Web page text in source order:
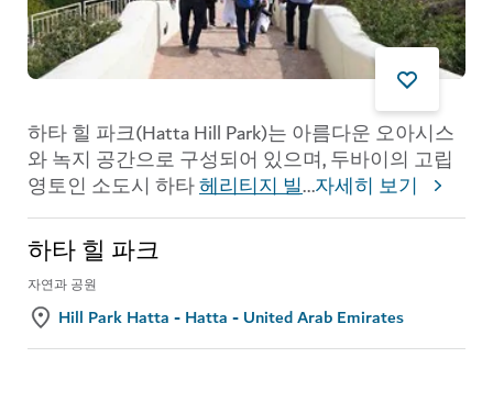
하타 힐 파크(Hatta Hill Park)는 아름다운 오아시스
와 녹지 공간으로 구성되어 있으며, 두바이의 고립
영토인 소도시 하타헤리티지 빌...자세히 보기
하타 힐 파크
자연과 공원
Hill Park Hatta - Hatta - United Arab Emirates